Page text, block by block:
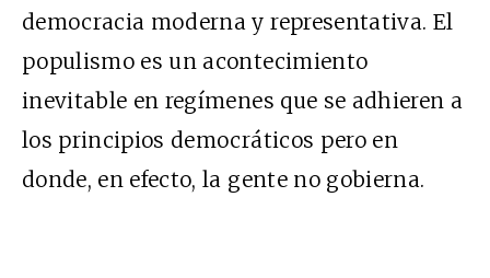
democracia moderna y representativa. El
populismo es un acontecimiento
inevitable en regímenes que se adhieren a
los principios democráticos pero en
donde, en efecto, la gente no gobierna.